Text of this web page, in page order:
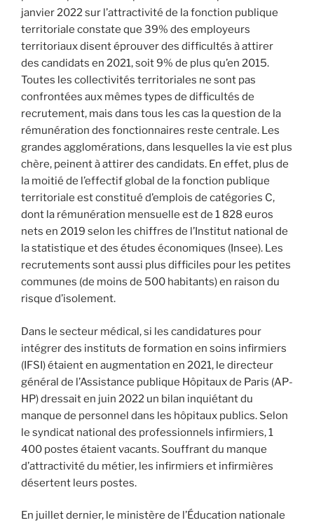
janvier 2022 sur l’attractivité de la fonction publique
territoriale constate que 39% des employeurs
territoriaux disent éprouver des difficultés à attirer
des candidats en 2021, soit 9% de plus qu’en 2015.
Toutes les collectivités territoriales ne sont pas
confrontées aux mêmes types de difficultés de
recrutement, mais dans tous les cas la question de la
rémunération des fonctionnaires reste centrale. Les
grandes agglomérations, dans lesquelles la vie est plus
chère, peinent à attirer des candidats. En effet, plus de
la moitié de l’effectif global de la fonction publique
territoriale est constitué d’emplois de catégories C,
dont la rémunération mensuelle est de 1 828 euros
nets en 2019 selon les chiffres de l’Institut national de
la statistique et des études économiques (Insee). Les
recrutements sont aussi plus difficiles pour les petites
communes (de moins de 500 habitants) en raison du
risque d’isolement.
Dans le secteur médical, si les candidatures pour
intégrer des instituts de formation en soins infirmiers
(IFSI) étaient en augmentation en 2021, le directeur
général de l’Assistance publique Hôpitaux de Paris (AP-
HP) dressait en juin 2022 un bilan inquiétant du
manque de personnel dans les hôpitaux publics. Selon
le syndicat national des professionnels infirmiers, 1
400 postes étaient vacants. Souffrant du manque
d’attractivité du métier, les infirmiers et infirmières
désertent leurs postes.
En juillet dernier, le ministère de l’Éducation nationale